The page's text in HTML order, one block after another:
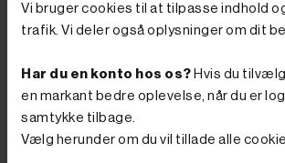
Vi bruger cookies til at tilpasse indhold
trafik. Vi deler også oplysninger om dit
Har du en konto hos os? Hvis du
en markant bedre oplevelse, når du er
samtykke tilbage.
Vælg herunder om du vil tillade alle
sparer både ryg og tid, når
hullet. Transport og vedligehold En
maskinen ud til arbejdet. Holder du
i mange år, sker det også, at noget
sliddele og reservedele og larvebånd
så du hurtigt er i gang igen i stedet for
koster en minigraver? Prisen